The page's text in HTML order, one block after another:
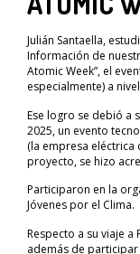
Julián Santaella,
Información de
Atomic Week”, el
especialmente) a
Ese logro se debió a
2025, un evento
(la empresa eléctrica
proyecto, se hizo
Participaron en la
Jóvenes por el Clima.
Respecto a su viaje a
además de